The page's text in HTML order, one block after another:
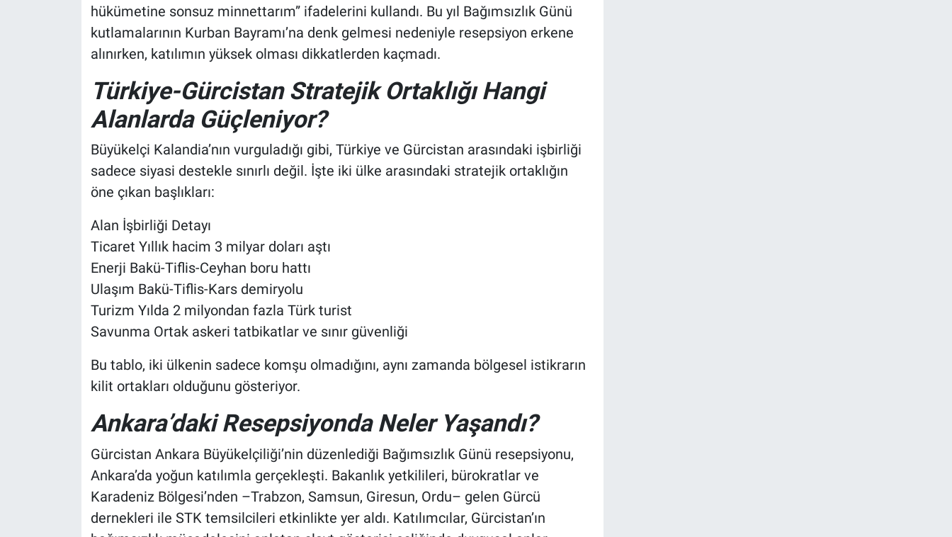
hükümetine sonsuz minnettarım” ifadelerini kullandı. Bu yıl Bağımsızlık Günü
kutlamalarının Kurban Bayramı’na denk gelmesi nedeniyle resepsiyon erkene
alınırken, katılımın yüksek olması dikkatlerden kaçmadı.
Türkiye-Gürcistan Stratejik Ortaklığı Hangi
Alanlarda Güçleniyor?
Büyükelçi Kalandia’nın vurguladığı gibi, Türkiye ve Gürcistan arasındaki işbirliği
sadece siyasi destekle sınırlı değil. İşte iki ülke arasındaki stratejik ortaklığın
öne çıkan başlıkları:
Alan İşbirliği Detayı
Ticaret Yıllık hacim 3 milyar doları aştı
Enerji Bakü-Tiflis-Ceyhan boru hattı
Ulaşım Bakü-Tiflis-Kars demiryolu
Turizm Yılda 2 milyondan fazla Türk turist
Savunma Ortak askeri tatbikatlar ve sınır güvenliği
Bu tablo, iki ülkenin sadece komşu olmadığını, aynı zamanda bölgesel istikrarın
kilit ortakları olduğunu gösteriyor.
Ankara’daki Resepsiyonda Neler Yaşandı?
Gürcistan Ankara Büyükelçiliği’nin düzenlediği Bağımsızlık Günü resepsiyonu,
Ankara’da yoğun katılımla gerçekleşti. Bakanlık yetkilileri, bürokratlar ve
Karadeniz Bölgesi’nden –Trabzon, Samsun, Giresun, Ordu– gelen Gürcü
dernekleri ile STK temsilcileri etkinlikte yer aldı. Katılımcılar, Gürcistan’ın